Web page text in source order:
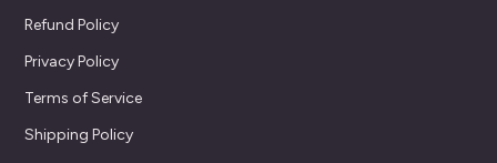
Refund Policy
Privacy Policy
Terms of Service
Shipping Policy